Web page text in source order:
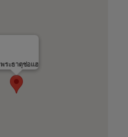
พระธาตุช่อแฮ